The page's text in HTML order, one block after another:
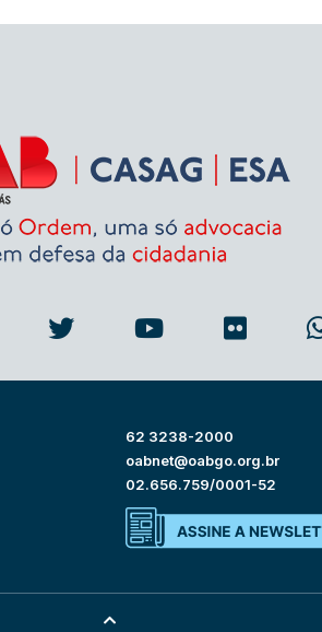
62 3238-2000
oabnet@oabgo.org.br
02.656.759/0001-52